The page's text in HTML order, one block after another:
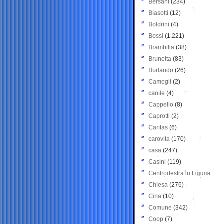
Bersani (234)
Biasotti (12)
Boldrini (4)
Bossi (1.221)
Brambilla (38)
Brunetta (83)
Burlando (26)
Camogli (2)
canile (4)
Cappello (8)
Caprotti (2)
Caritas (6)
carovita (170)
casa (247)
Casini (119)
Centrodestra in Liguria
Chiesa (276)
Cina (10)
Comune (342)
Coop (7)